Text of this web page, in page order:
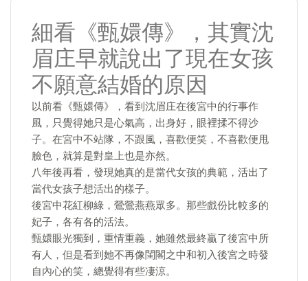
細看《甄嬛傳》，其實沈
眉庄早就說出了現在女孩
不願意結婚的原因
以前看《甄嬛傳》，看到沈眉庄在後宮中的行事作
風，只覺得她只是心氣高，出身好，眼裡揉不得沙
子。在宮中不站隊，不跟風，喜歡便笑，不喜歡便甩
臉色，就算是對皇上也是亦然。
八年後再看，發現她真的是當代女孩的典範，活出了
當代女孩子想活出的樣子。
後宮中花紅柳綠，鶯鶯燕燕眾多。那些戲份比較多的
妃子，各有各的活法。
甄嬛眼光獨到，重情重義，她雖然最終贏了後宮中所
有人，但是看到她不再像閨閣之中和初入後宮之時發
自內心的笑，總覺得有些凄涼。